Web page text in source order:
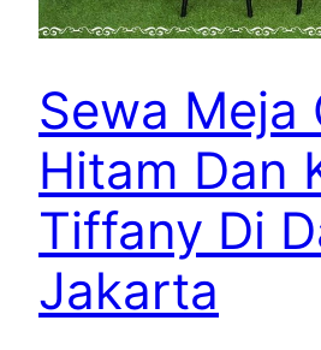
Sewa Meja
Hitam Dan
Tiffany Di
Jakarta